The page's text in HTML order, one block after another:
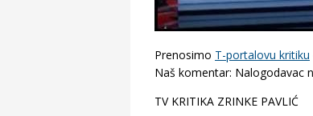
Prenosimo T-portalovu kritiku
Naš komentar: Nalogodavac
TV KRITIKA ZRINKE PAVLIĆ